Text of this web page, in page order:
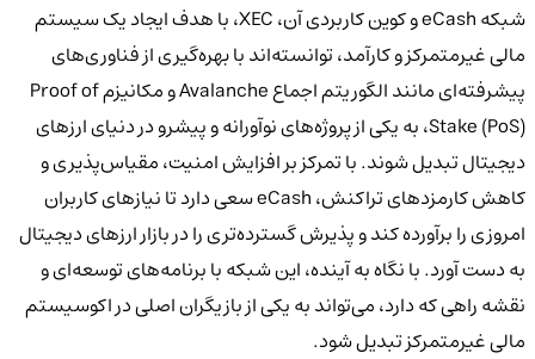
شبکه eCash و کوین کاربردی آن، XEC، با هدف ایجاد یک سیستم
مالی غیرمتمرکز و کارآمد، توانسته‌اند با بهره‌گیری از فناوری‌های
پیشرفته‌ای مانند الگوریتم اجماع Avalanche و مکانیزم Proof of
Stake (PoS)، به یکی از پروژه‌های نوآورانه و پیشرو در دنیای ارزهای
دیجیتال تبدیل شوند. با تمرکز بر افزایش امنیت، مقیاس‌پذیری و
کاهش کارمزدهای تراکنش، eCash سعی دارد تا نیازهای کاربران
امروزی را برآورده کند و پذیرش گسترده‌تری را در بازار ارزهای دیجیتال
به دست آورد. با نگاه به آینده، این شبکه با برنامه‌های توسعه‌ای و
نقشه راهی که دارد، می‌تواند به یکی از بازیگران اصلی در اکوسیستم
مالی غیرمتمرکز تبدیل شود.